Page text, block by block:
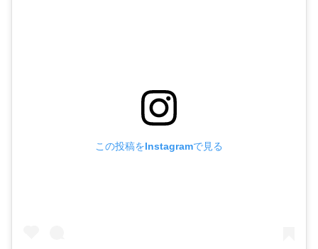
この投稿をInstagramで見る